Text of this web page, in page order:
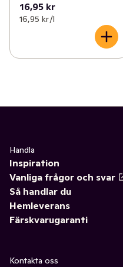
16,95 kr
16,95 kr /l
Handla
Inspiration
Vanliga frågor och svar
Så handlar du
Hemleverans
Färskvarugaranti
Kontakta oss